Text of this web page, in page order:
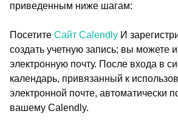
приведенным ниже шагам:
Посетите Сайт Calendly И
создать учетную запись; вы можете
электронную почту. После входа в
календарь, привязанный к
электронной почте, автоматически
вашему Calendly.